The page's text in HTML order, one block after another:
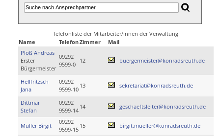
Telefonliste der Mitarbeiter/innen der Verwaltung
Name
TelefonZimmer
Mail
Ploß Andreas
Erster
Bürgermeister
09292
9599-0
12 buergermeister@konradsreuth.de
Hellfritzsch
Jana
09292
9599-10
13 sekretariat@konradsreuth.de
Dittmar
Stefan
09292
9599-14
14 geschaeftsleiter@konradsreuth.de
Müller Birgit
09292
9599-15
15 birgit.mueller@konradsreuth.de